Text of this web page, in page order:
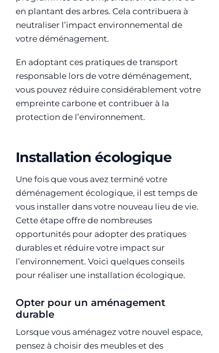
en plantant des arbres. Cela contribuera à
neutraliser l’impact environnemental de
votre déménagement.
En adoptant ces pratiques de transport
responsable lors de votre déménagement,
vous pouvez réduire considérablement votre
empreinte carbone et contribuer à la
protection de l’environnement.
Installation écologique
Une fois que vous avez terminé votre
déménagement écologique, il est temps de
vous installer dans votre nouveau lieu de vie.
Cette étape offre de nombreuses
opportunités pour adopter des pratiques
durables et réduire votre impact sur
l’environnement. Voici quelques conseils
pour réaliser une installation écologique.
Opter pour un aménagement
durable
Lorsque vous aménagez votre nouvel espace,
pensez à choisir des meubles et des